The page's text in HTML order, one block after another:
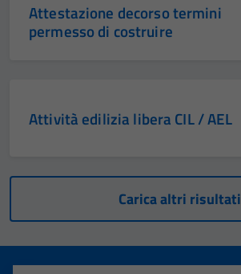
Attestazione decorso termini
permesso di costruire
Attività edilizia libera CIL / AEL
Carica altri risultati